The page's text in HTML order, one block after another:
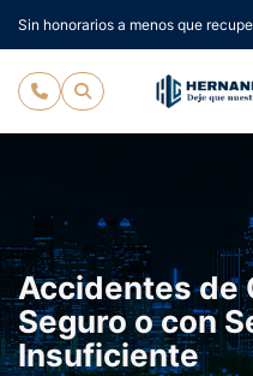
al
contenido
Sin honorarios a menos que
Accidentes de
Seguro o con
Insuficiente